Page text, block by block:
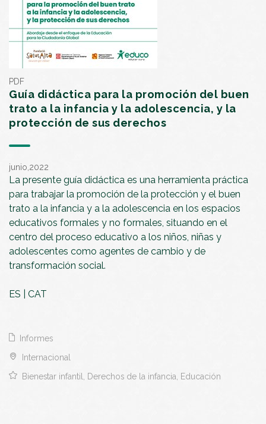
PDF
Guía didáctica para la promoción del buen
trato a la infancia y la adolescencia, y la
protección de sus derechos
junio,2022
La presente guía didáctica es una herramienta práctica
para trabajar la promoción de la protección y el buen
trato a la infancia y a la adolescencia en los espacios
educativos formales y no formales, situando en el
centro del proceso educativo a los niños, niñas y
adolescentes como agentes de cambio y de
transformación social.
ES CAT
Informes
Internacional
Bienestar infantil, Derechos de la infancia, Educación